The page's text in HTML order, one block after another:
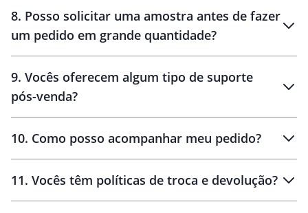
8. Posso solicitar uma amostra antes de fazer
um pedido em grande quantidade?
amostras
9. Vocês oferecem algum tipo de suporte
pós-venda?
10. Como posso acompanhar meu pedido?
11. Vocês têm políticas de troca e devolução?